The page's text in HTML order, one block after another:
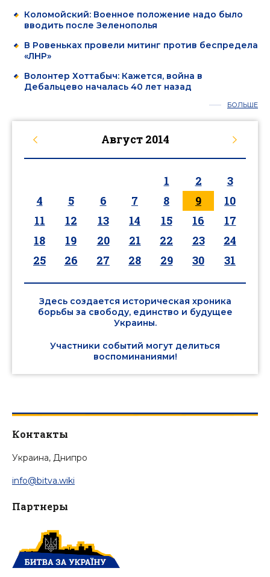
Коломойский: Военное положение надо было
вводить после Зеленополья
В Ровеньках провели митинг против беспредела
«ЛНР»
Волонтер Хоттабыч: Кажется, война в
Дебальцево началась 40 лет назад
БОЛЬШЕ
Август 2014
1 2
3
4
5 6 7 8 9
10
11
12 13 14 15 16
17
18
19 20 21 22 23
24
25
26 27 28 29 30 31
Здесь создается историческая хроника
борьбы за свободу, единство и будущее
Украины.
Участники событий могут делиться
воспоминаниями!
Контакты
Украина, Днипро
info@bitva.wiki
Партнеры